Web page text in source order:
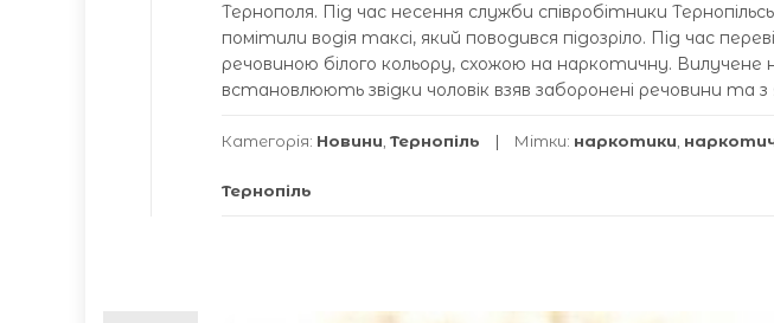
Тернополя. Під час несення служби співробітники
помітили водія таксі, який поводився підозріло. Під час
речовиною білого кольору, схожою на наркотичну. Вилучене
встановлюють звідки чоловік взяв заборонені речовини та
Категорія: Новини Тернопіль Мітки: наркотики
Тернопіль